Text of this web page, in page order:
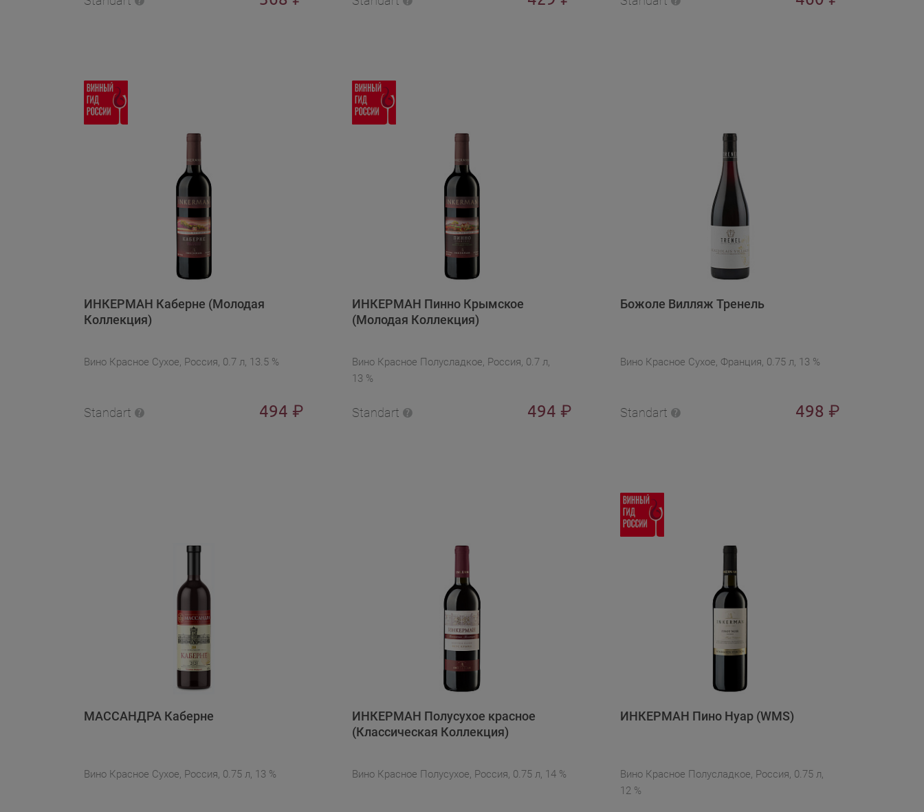
ИНКЕРМАН Каберне (Молодая
Коллекция)
Вино Красное Сухое, Россия, 0.7 л, 13.5 %
Standart 494 ₽
ИНКЕРМАН Пинно Крымское
(Молодая Коллекция)
Вино Красное Полусладкое, Россия, 0.7 л,
13 %
Standart 494 ₽
Божоле Вилляж Тренель
Вино Красное Сухое, Франция, 0.75 л, 13 %
Standart 498 ₽
МАССАНДРА Каберне
Вино Красное Сухое, Россия, 0.75 л, 13 %
ИНКЕРМАН Полусухое красное
(Классическая Коллекция)
Вино Красное Полусухое, Россия, 0.75 л, 14 %
ИНКЕРМАН Пино Нуар (WMS)
Вино Красное Полусладкое, Россия, 0.75 л,
12 %